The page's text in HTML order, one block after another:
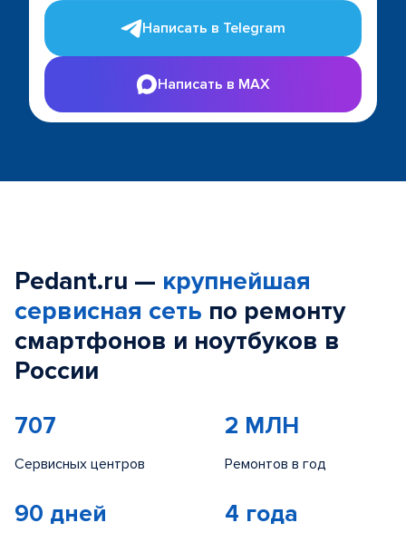
Написать в Telegram
Написать в MAX
Pedant.ru — крупнейшая
сервисная сеть по ремонту
смартфонов и ноутбуков в
России
707
Сервисных центров
2 МЛН
Ремонтов в год
90 дней 4 года